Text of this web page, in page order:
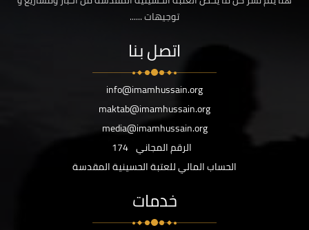
توجيهات ......
اتصل بنا
info@imamhussain.org
maktab@imamhussain.org
media@imamhussain.org
الرقم المجاني 174
الحساب المالي للعتبة الحسينية المقدسة
خدمات